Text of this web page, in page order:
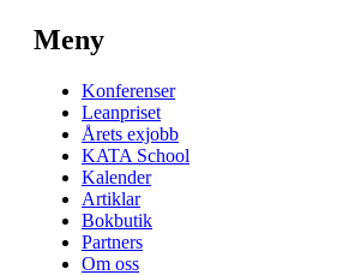
Meny
Konferenser
Leanpriset
Årets exjobb
KATA School
Kalender
Artiklar
Bokbutik
Partners
Om oss